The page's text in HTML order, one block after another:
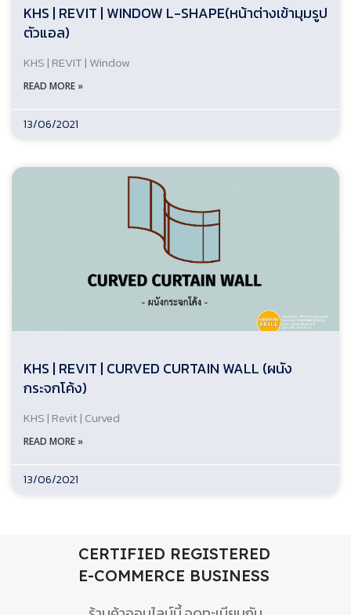
KHS | REVIT | WINDOW L-SHAPE(หน้าต่างเข้ามุมรูป
ตัวแอล)
KHS | REVIT | Window
READ MORE »
13/06/2021
KHS | REVIT | CURVED CURTAIN WALL (ผนัง
กระจกโค้ง)
KHS | Revit | Curved
READ MORE »
13/06/2021
CERTIFIED REGISTERED
E-COMMERCE BUSINESS